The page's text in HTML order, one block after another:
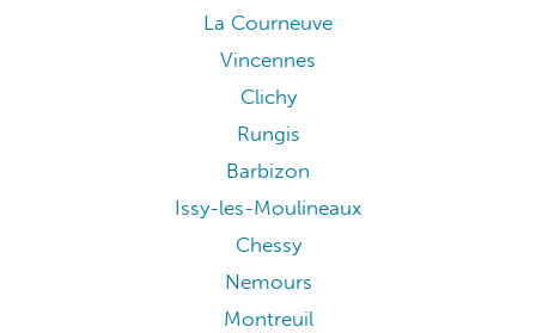
La Courneuve
Vincennes
Clichy
Rungis
Barbizon
Issy-les-Moulineaux
Chessy
Nemours
Montreuil